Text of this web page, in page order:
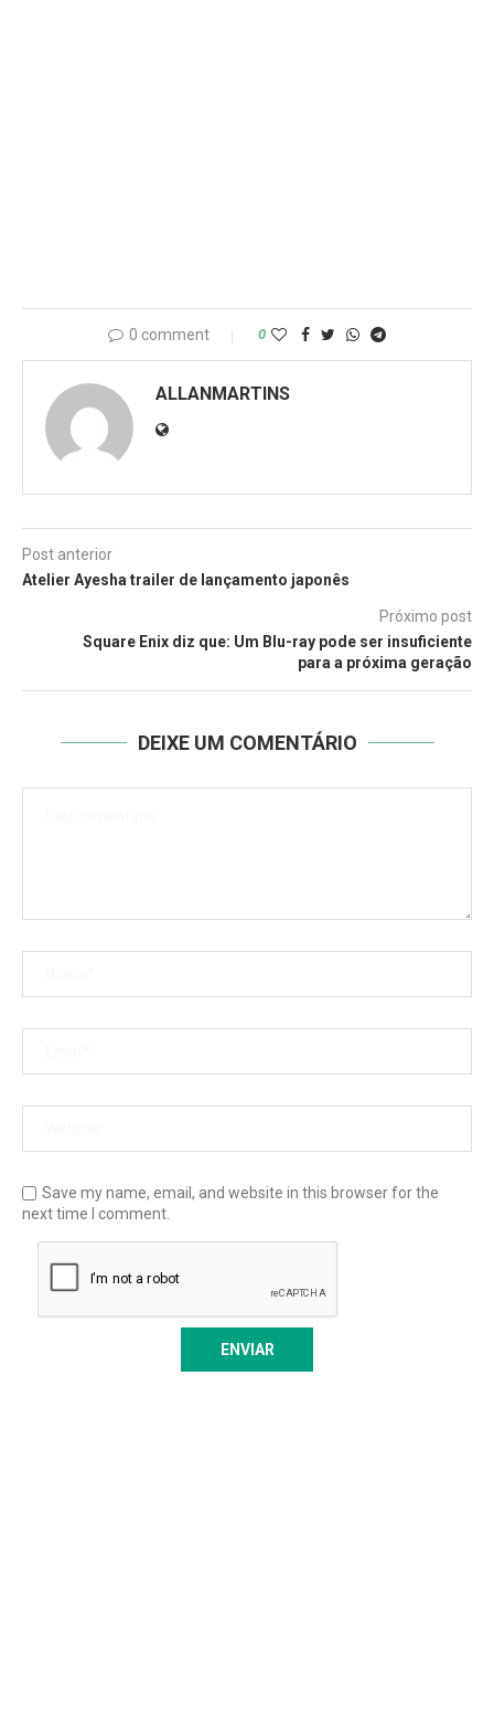
0 comment 0
ALLANMARTINS
Post anterior
Atelier Ayesha trailer de lançamento japonês
Próximo post
Square Enix diz que: Um Blu-ray pode ser insuficiente
para a próxima geração
DEIXE UM COMENTÁRIO
Save my name, email, and website in this browser for the
next time I comment.